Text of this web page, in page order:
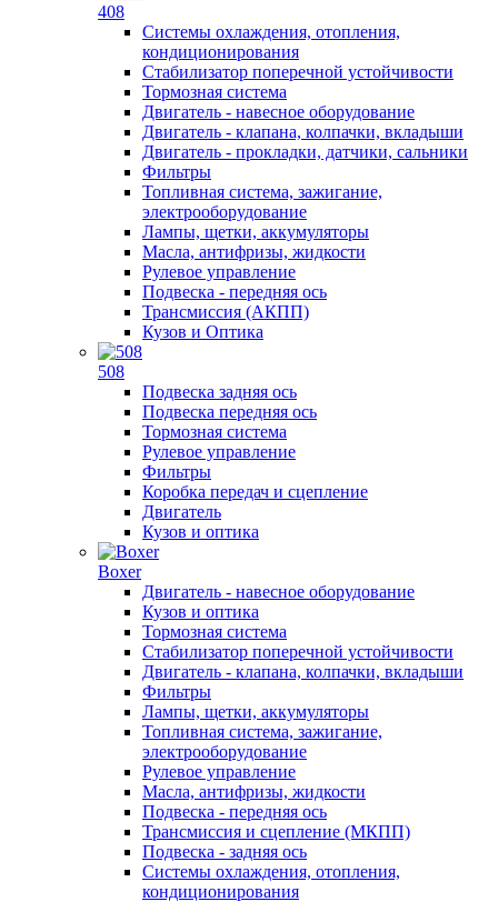
408
Системы охлаждения, отопления,
кондиционирования
Стабилизатор поперечной устойчивости
Тормозная система
Двигатель - навесное оборудование
Двигатель - клапана, колпачки, вкладыши
Двигатель - прокладки, датчики, сальники
Фильтры
Топливная система, зажигание,
электрооборудование
Лампы, щетки, аккумуляторы
Масла, антифризы, жидкости
Рулевое управление
Подвеска - передняя ось
Трансмиссия (АКПП)
Кузов и Оптика
508
Подвеска задняя ось
Подвеска передняя ось
Тормозная система
Рулевое управление
Фильтры
Коробка передач и сцепление
Двигатель
Кузов и оптика
Boxer
Двигатель - навесное оборудование
Кузов и оптика
Тормозная система
Стабилизатор поперечной устойчивости
Двигатель - клапана, колпачки, вкладыши
Фильтры
Лампы, щетки, аккумуляторы
Топливная система, зажигание,
электрооборудование
Рулевое управление
Масла, антифризы, жидкости
Подвеска - передняя ось
Трансмиссия и сцепление (МКПП)
Подвеска - задняя ось
Системы охлаждения, отопления,
кондиционирования